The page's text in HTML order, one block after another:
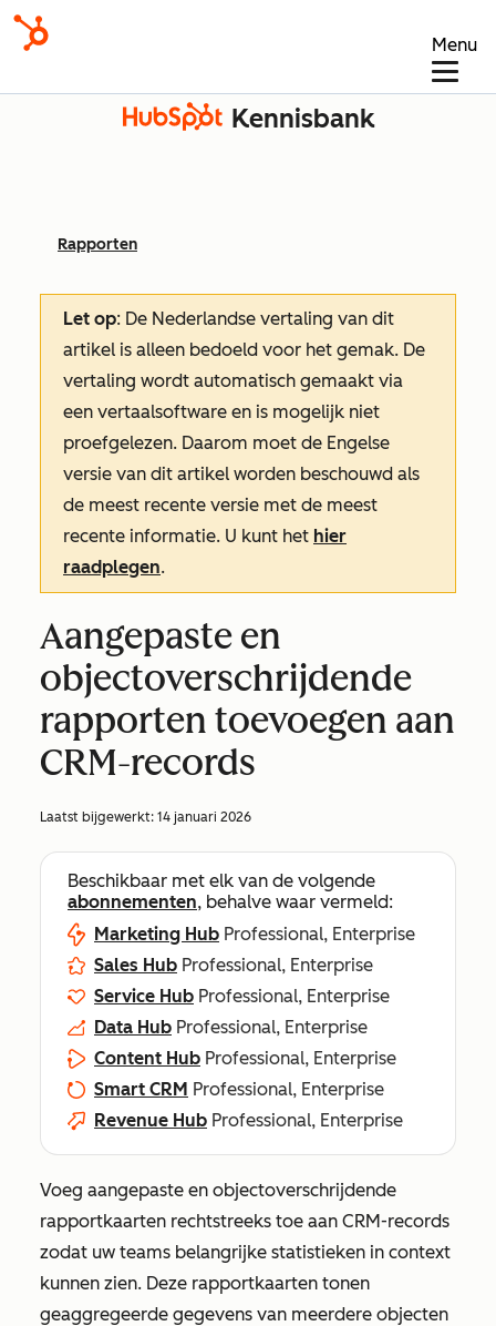
Menu
Kennisbank
Rapporten
Let op: De Nederlandse vertaling van dit
artikel is alleen bedoeld voor het gemak. De
vertaling wordt automatisch gemaakt via
een vertaalsoftware en is mogelijk niet
proefgelezen. Daarom moet de Engelse
versie van dit artikel worden beschouwd als
de meest recente versie met de meest
recente informatie. U kunt het hier
raadplegen.
Aangepaste en
objectoverschrijdende
rapporten toevoegen aan
CRM-records
Laatst bijgewerkt: 14 januari 2026
Beschikbaar met elk van de volgende
abonnementen, behalve waar vermeld:
Marketing Hub Professional, Enterprise
Sales Hub Professional, Enterprise
Service Hub Professional, Enterprise
Data Hub Professional, Enterprise
Content Hub Professional, Enterprise
Smart CRM Professional, Enterprise
Revenue Hub Professional, Enterprise
Voeg aangepaste en objectoverschrijdende
rapportkaarten rechtstreeks toe aan CRM-records
zodat uw teams belangrijke statistieken in context
kunnen zien. Deze rapportkaarten tonen
geaggregeerde gegevens van meerdere objecten